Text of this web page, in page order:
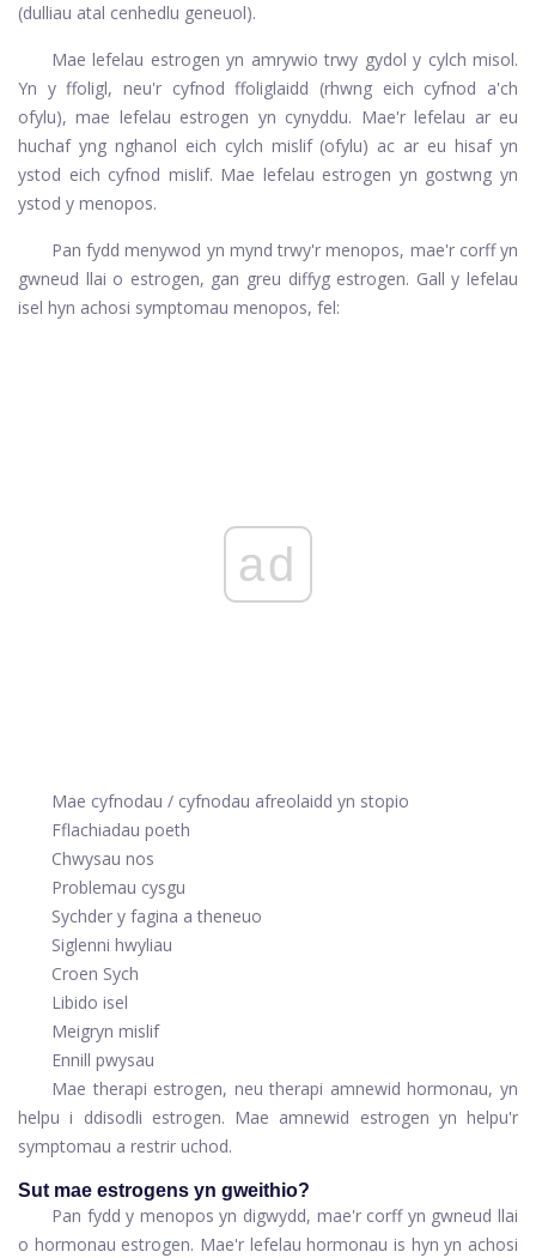
(dulliau atal cenhedlu geneuol).
Mae lefelau estrogen yn amrywio trwy gydol y cylch misol.
Yn y ffoligl, neu'r cyfnod ffoliglaidd (rhwng eich cyfnod a'ch
ofylu), mae lefelau estrogen yn cynyddu. Mae'r lefelau ar eu
huchaf yng nghanol eich cylch mislif (ofylu) ac ar eu hisaf yn
ystod eich cyfnod mislif. Mae lefelau estrogen yn gostwng yn
ystod y menopos.
Pan fydd menywod yn mynd trwy'r menopos, mae'r corff yn
gwneud llai o estrogen, gan greu diffyg estrogen. Gall y lefelau
isel hyn achosi symptomau menopos, fel:
ad
Mae cyfnodau / cyfnodau afreolaidd yn stopio
Fflachiadau poeth
Chwysau nos
Problemau cysgu
Sychder y fagina a theneuo
Siglenni hwyliau
Croen Sych
Libido isel
Meigryn mislif
Ennill pwysau
Mae therapi estrogen, neu therapi amnewid hormonau, yn
helpu i ddisodli estrogen. Mae amnewid estrogen yn helpu'r
symptomau a restrir uchod.
Sut mae estrogens yn gweithio?
Pan fydd y menopos yn digwydd, mae'r corff yn gwneud llai
o hormonau estrogen. Mae'r lefelau hormonau is hyn yn achosi